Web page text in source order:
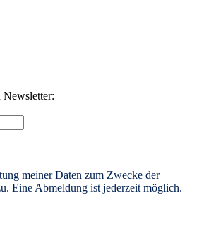
Newsletter:
meiner Daten zum Zwecke der
Eine Abmeldung ist jederzeit möglich.